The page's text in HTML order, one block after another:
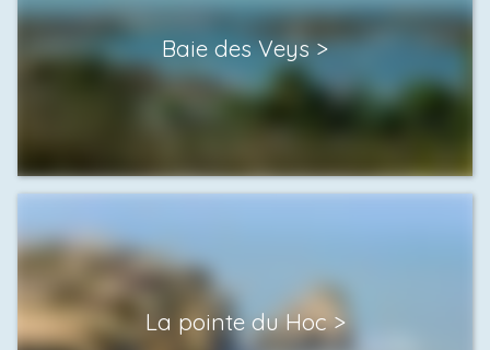
Baie des Veys
La pointe du Hoc